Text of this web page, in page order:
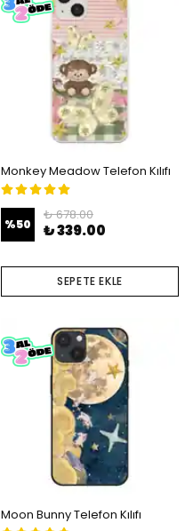
Monkey Meadow Telefon Kılıfı
%50
₺ 678.00
₺ 339.00
SEPETE EKLE
Moon Bunny Telefon Kılıfı